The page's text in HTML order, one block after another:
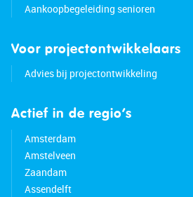
Aankoopbegeleiding senioren
Voor projectontwikkelaars
Advies bij projectontwikkeling
Actief in de regio’s
Amsterdam
Amstelveen
Zaandam
Assendelft